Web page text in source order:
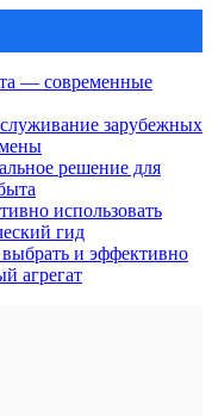
— современные
зарубежных
решение для
использовать
гид
и эффективно
агрегат